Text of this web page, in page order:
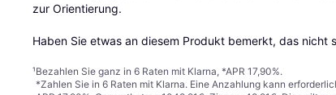
zur Orientierung.
Haben Sie etwas an diesem Produkt bemerkt, das nicht
¹Bezahlen Sie ganz in 6 Raten mit Klarna, *APR 17,90%.
*Zahlen Sie in 6 Raten mit Klarna. Eine Anzahlung kann